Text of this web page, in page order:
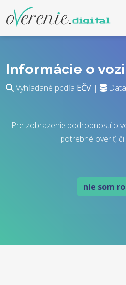
Informácie o
Vyhľadané podľa EČV |
Pre zobrazenie podrobností o
potrebné overiť, či
nie som